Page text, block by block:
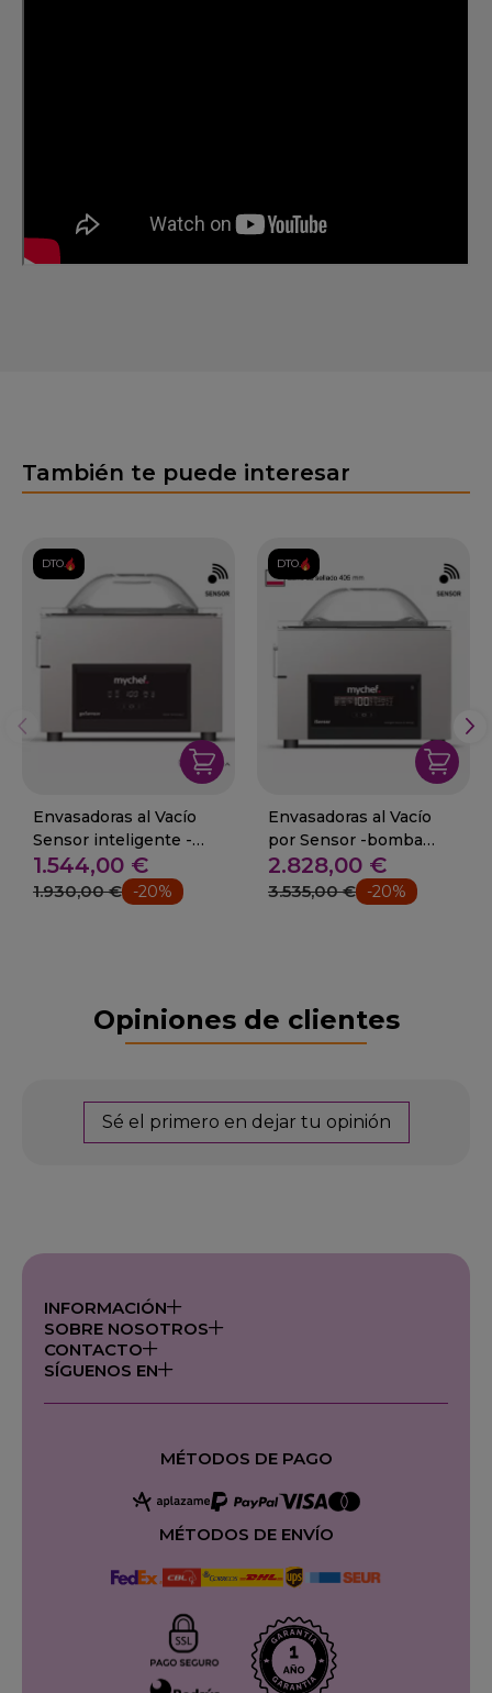
También te puede interesar
DTO.
Envasadoras al Vacío
Sensor inteligente -
bomba 8m³
1.544,00 €
1.930,00 € -20%
DTO.
Envasadoras al Vacío
por Sensor -bomba
Busch 16m³
2.828,00 €
3.535,00 € -20%
Opiniones de clientes
Sé el primero en dejar tu opinión
INFORMACIÓN
SOBRE NOSOTROS
CONTACTO
SÍGUENOS EN
MÉTODOS DE PAGO
MÉTODOS DE ENVÍO